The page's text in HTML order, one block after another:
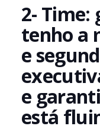
2- Time:
tenho a
e
e
está